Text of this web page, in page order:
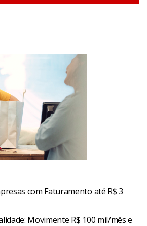
com Faturamento até R$ 3
Movimente R$ 100 mil/mês e